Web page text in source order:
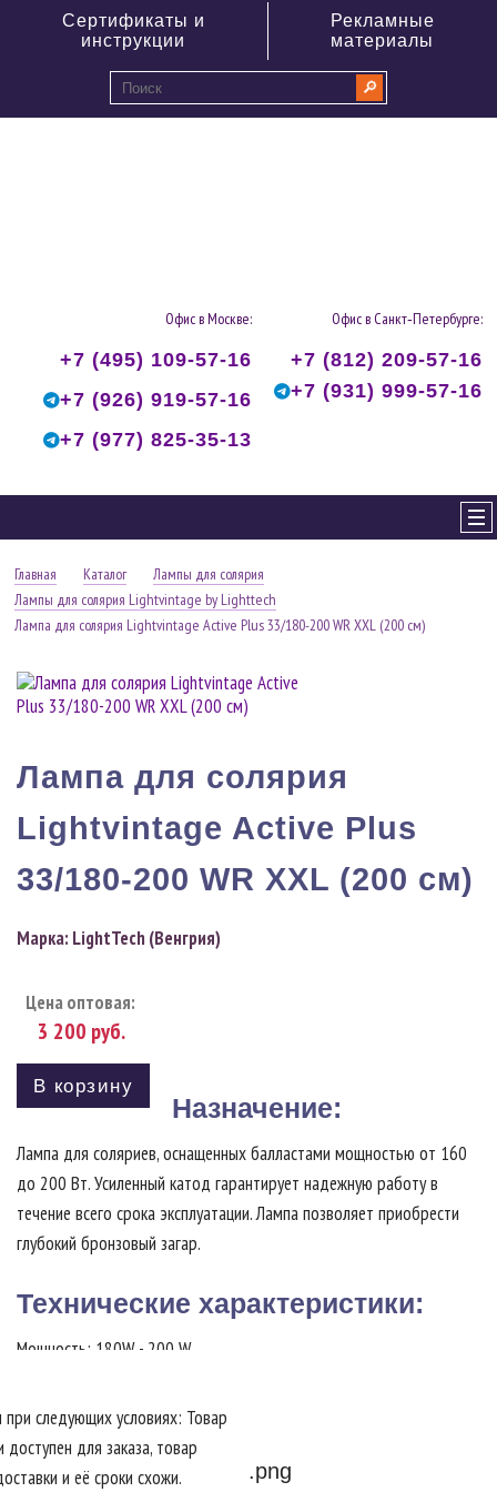
Сертификаты и
инструкции
Рекламные
материалы
🔎
Офис в Москве:
+7 (495) 109-57-16
+7 (926) 919-57-16
+7 (977) 825-35-13
Офис в Санкт‑Петербурге:
+7 (812) 209-57-16
+7 (931) 999-57-16
Главная Каталог
Лампы для солярия
Лампы для солярия Lightvintage by Lighttech
Лампа для солярия Lightvintage Active Plus 33/180-200 WR XXL (200 см)
Лампа для солярия
Lightvintage Active Plus
33/180-200 WR XXL (200 см)
Марка: LightTech (Венгрия)
Цена оптовая:
3 200 руб.
В корзину
Назначение:
Лампа для соляриев, оснащенных балластами мощностью от 160
до 200 Вт. Усиленный катод гарантирует надежную работу в
течение всего срока эксплуатации. Лампа позволяет приобрести
глубокий бронзовый загар.
Технические характеристики:
Мощность: 180W - 200 W
UVA/UVB: 3,3
Ресурс работы: 1000 часов
следующих условиях: Товар
для заказа, товар
и её сроки схожи.